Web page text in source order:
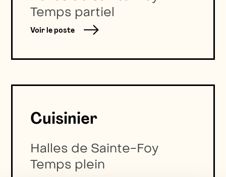
Temps partiel
Voir le poste
Cuisinier
Halles de Sainte-Foy
Temps plein